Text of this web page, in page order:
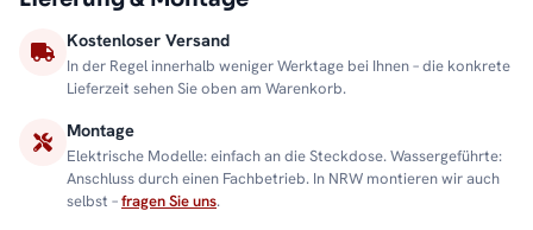
Kostenloser Versand
In der Regel innerhalb weniger Werktage bei Ihnen – die konkrete
Lieferzeit sehen Sie oben am Warenkorb.
Montage
Elektrische Modelle: einfach an die Steckdose. Wassergeführte:
Anschluss durch einen Fachbetrieb. In NRW montieren wir auch
selbst –fragen Sie uns.